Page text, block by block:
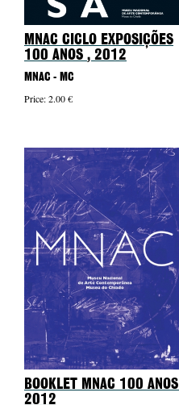
MNAC CICLO EXPOSIÇÕES
100 ANOS , 2012
MNAC - MC
Price: 2.00 €
BOOKLET MNAC 100 ANOS
2012